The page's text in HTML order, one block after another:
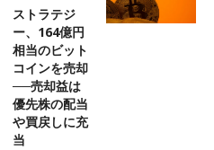
ストラテジ
ー、164億円
相当のビット
コインを売却
──売却益は
優先株の配当
や買戻しに充
当